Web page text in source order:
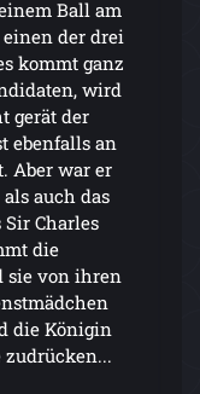
Ball am
der drei
kommt ganz
wird
gerät der
ebenfalls an
Aber war er
auch das
Charles
die
sie von ihren
die Königin